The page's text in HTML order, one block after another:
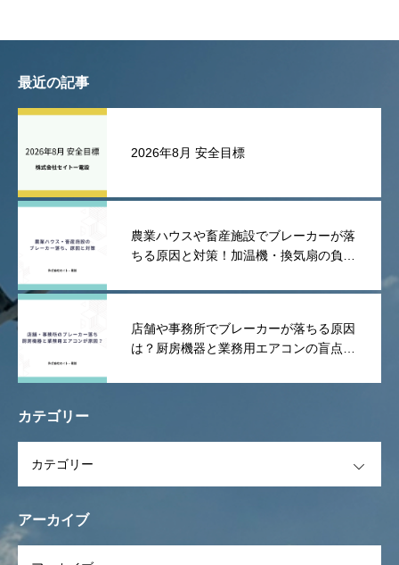
最近の記事
2026年8月 安全目標
農業ハウスや畜産施設でブレーカーが落
ちる原因と対策！加温機・換気扇の負荷
店舗や事務所でブレーカーが落ちる原因
は？厨房機器と業務用エアコンの盲点を
カテゴリー
アーカイブ